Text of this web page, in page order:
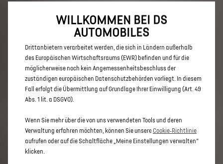
DS Lifestyle Boutique
Händlersuche
Kontakt
Kaufberatung
Konfigurator
Angebote für Privatkunden
Angebote für Businesskunden
WILLKOMMEN BEI DS
AUTOMOBILES
und tragen so dazu bei, unser Angebot für Sie zu optimieren. Unsere
Website kann auch Tools von Drittanbietern verwenden, um Ihnen
relevantere Werbung bereitzustellen. Einige Tools können von
Drittanbietern verarbeitet werden, die sich in Ländern außerhalb
des Europäischen Wirtschaftsraums (EWR) befinden und für die
möglicherweise noch kein Angemessenheitsbeschluss der
zuständigen europäischen Datenschutzbehörden vorliegt. In diesem
Fall erfolgt die Übermittlung auf Grundlage Ihrer Einwilligung (Art. 49
Abs. 1 lit. a DSGVO).
Wenn Sie mehr über die von uns verwendeten Tools und deren
Verwaltung erfahren möchten, können Sie unsere Cookie‑Richtlinie
aufrufen oder auf die Schaltfläche „Meine Einstellungen verwalten“
klicken.